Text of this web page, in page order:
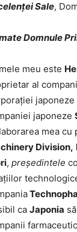
Sale,
Domnule
meu este
al
japoneze
japoneze
mea
Division,
, președintele
ca Japonia